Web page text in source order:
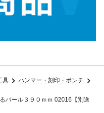
具
ハンマー・刻印・ポンチ
バール３９０ｍｍ 02016【別送